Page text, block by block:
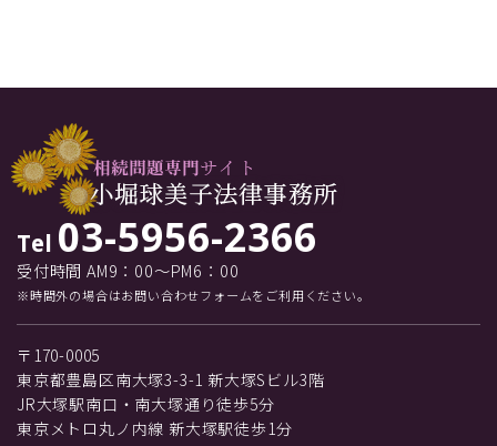
Tel 03-5956-2366
受付時間 AM9：00～PM6：00
※時間外の場合はお問い合わせフォームをご利用ください。
〒170-0005
東京都豊島区南大塚3-3-1 新大塚Sビル3階
JR大塚駅南口・南大塚通り徒歩5分
東京メトロ丸ノ内線 新大塚駅徒歩1分